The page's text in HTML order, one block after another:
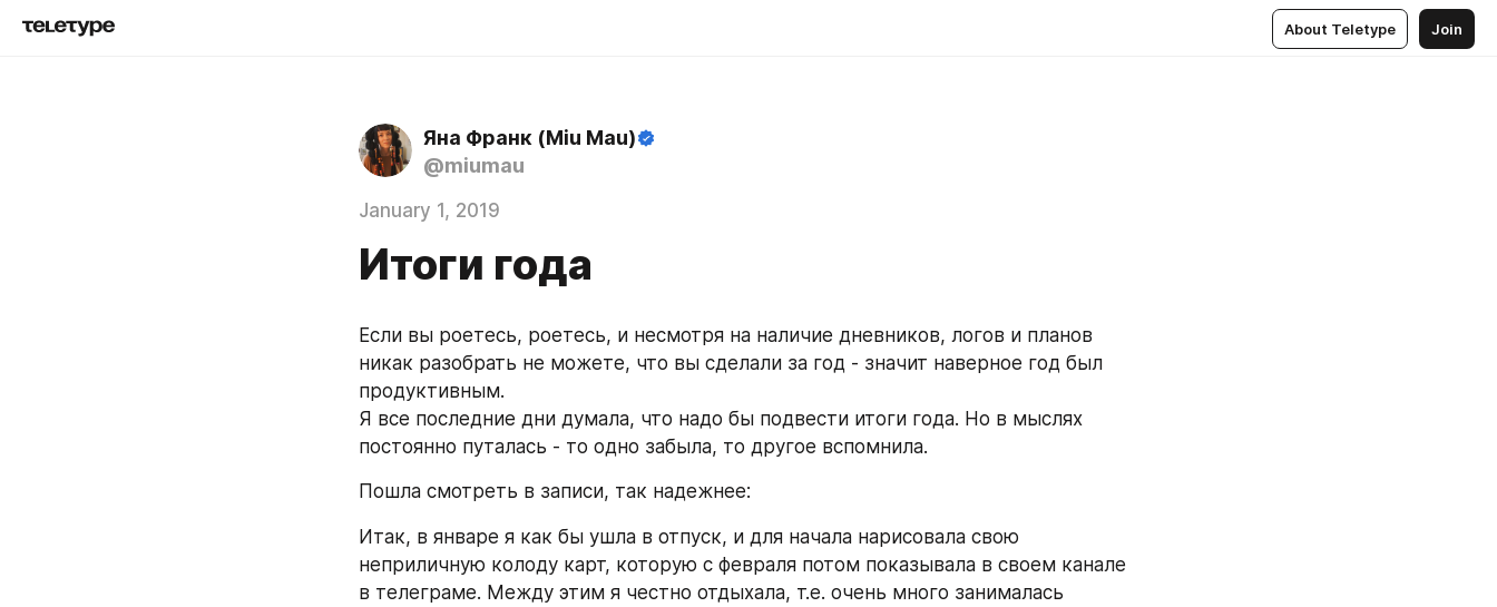
About Teletype Join
Яна Франк (Miu Mau)
@miumau
January 1, 2019
Итоги года
Если вы роетесь, роетесь, и несмотря на наличие дневников, логов и планов
никак разобрать не можете, что вы сделали за год - значит наверное год был
продуктивным.
Я все последние дни думала, что надо бы подвести итоги года. Но в мыслях
постоянно путалась - то одно забыла, то другое вспомнила.
Пошла смотреть в записи, так надежнее:
Итак, в январе я как бы ушла в отпуск, и для начала нарисовала свою
неприличную колоду карт, которую с февраля потом показывала в своем канале
в телеграме. Между этим я честно отдыхала, т.е. очень много занималась